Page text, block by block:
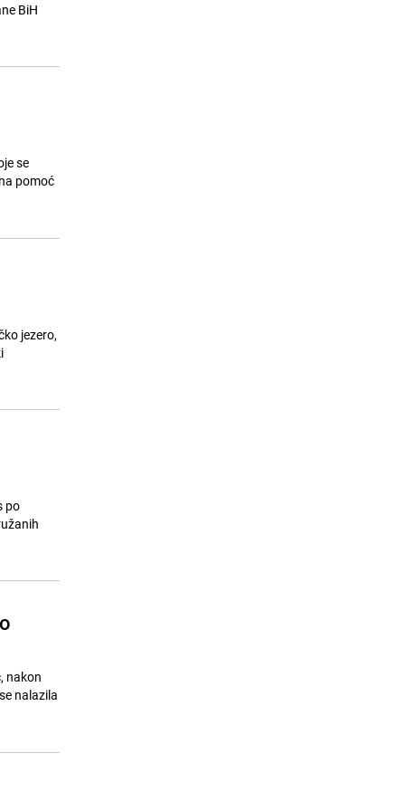
BiH
se
pomoć
jezero,
po
nakon
nalazila